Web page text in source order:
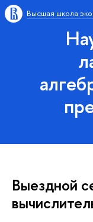
Высшая школа
Выездной